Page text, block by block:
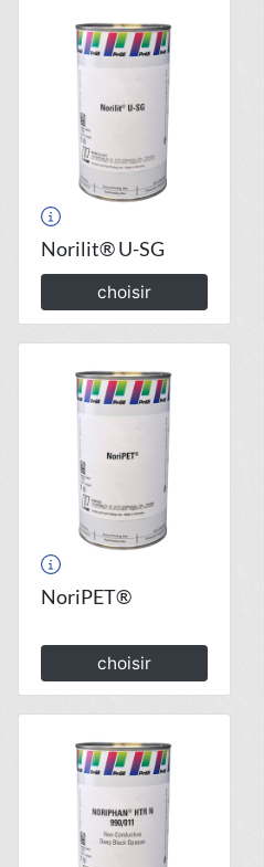
Norilit® U-SG
choisir
NoriPET®
choisir